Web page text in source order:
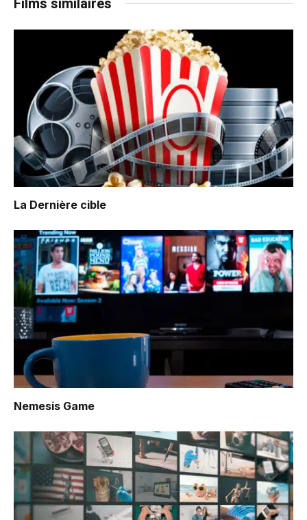
La Dernière cible
Nemesis Game